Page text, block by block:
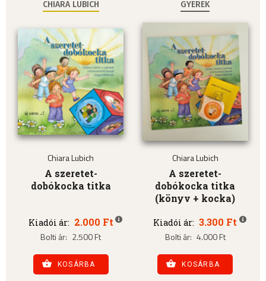
CHIARA LUBICH
Chiara Lubich
A szeretet-
dobókocka titka
Kiadói ár: 2.000 Ft
Bolti ár: 2.500 Ft
KOSÁRBA
GYEREK
Chiara Lubich
A szeretet-
dobókocka titka
(könyv + kocka)
Kiadói ár: 3.300 Ft
Bolti ár: 4.000 Ft
KOSÁRBA